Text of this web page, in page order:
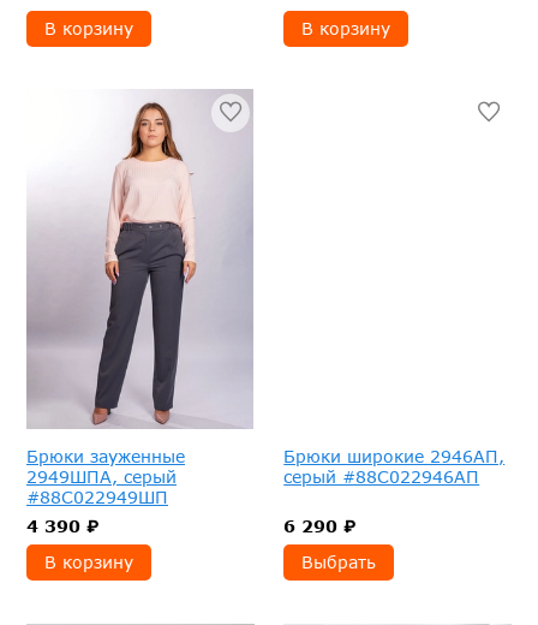
В корзину
В корзину
Брюки зауженные
2949ШПА, серый
#88С022949ШП
4 390 ₽
В корзину
Брюки широкие 2946АП,
серый #88С022946АП
6 290 ₽
Выбрать